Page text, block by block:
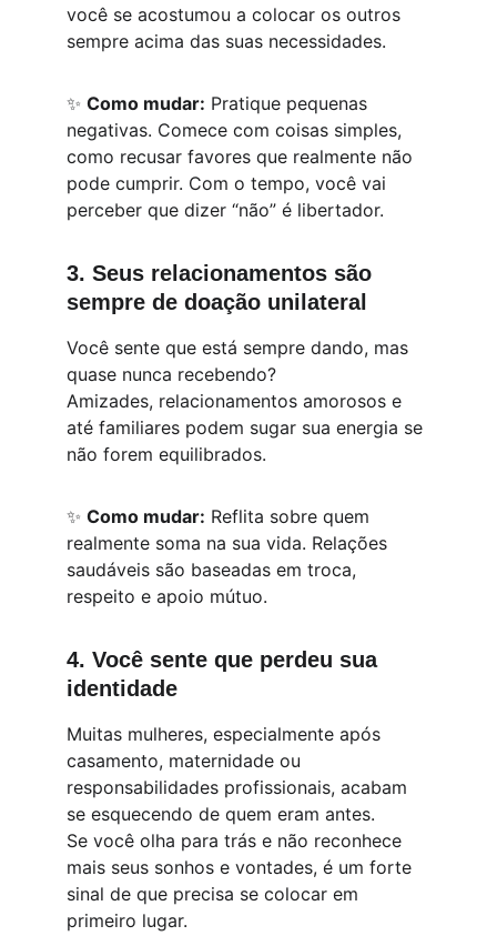
você se acostumou a colocar os outros
sempre acima das suas necessidades.
✨ Como mudar: Pratique pequenas
negativas. Comece com coisas simples,
como recusar favores que realmente não
pode cumprir. Com o tempo, você vai
perceber que dizer “não” é libertador.
3. Seus relacionamentos são
sempre de doação unilateral
Você sente que está sempre dando, mas
quase nunca recebendo?
Amizades, relacionamentos amorosos e
até familiares podem sugar sua energia se
não forem equilibrados.
✨ Como mudar: Reflita sobre quem
realmente soma na sua vida. Relações
saudáveis são baseadas em troca,
respeito e apoio mútuo.
4. Você sente que perdeu sua
identidade
Muitas mulheres, especialmente após
casamento, maternidade ou
responsabilidades profissionais, acabam
se esquecendo de quem eram antes.
Se você olha para trás e não reconhece
mais seus sonhos e vontades, é um forte
sinal de que precisa se colocar em
primeiro lugar.